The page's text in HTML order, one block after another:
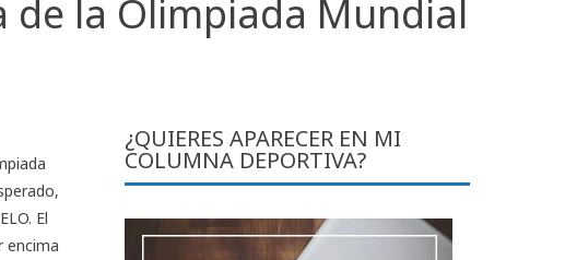
de la Olimpiada Mundial
El
encima
¿QUIERES APARECER EN MI
COLUMNA DEPORTIVA?